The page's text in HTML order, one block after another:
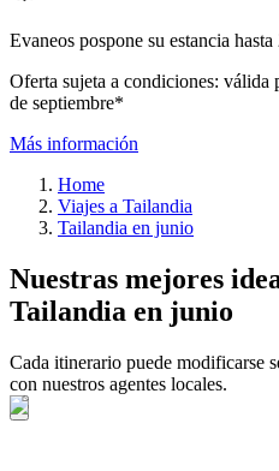
Evaneos pospone su estancia hasta
Oferta sujeta a condiciones: válida
de septiembre*
Más información
Home
Viajes a Tailandia
Tailandia en junio
Nuestras mejores
Tailandia en junio
Cada itinerario puede modificarse
con nuestros agentes locales.